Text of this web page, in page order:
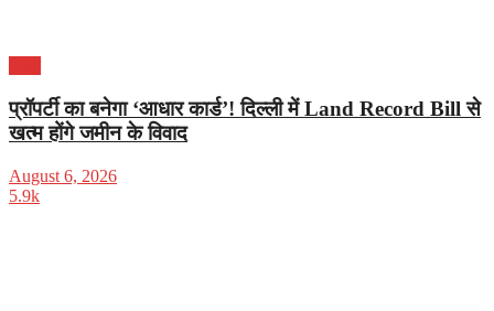
प्रॉपर्टी का बनेगा ‘आधार कार्ड’! दिल्ली में Land Record Bill से
खत्म होंगे जमीन के विवाद
August 6, 2026
5.9k